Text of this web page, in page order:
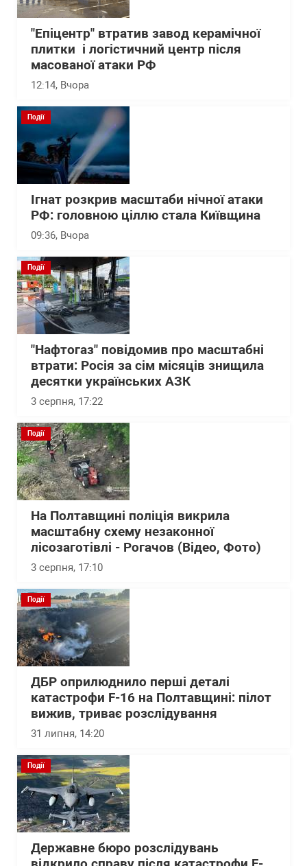
"Епіцентр" втратив завод керамічної
плитки і логістичний центр після
масованої атаки РФ
12:14, Вчора
Події
Ігнат розкрив масштаби нічної атаки
РФ: головною ціллю стала Київщина
09:36, Вчора
Події
"Нафтогаз" повідомив про масштабні
втрати: Росія за сім місяців знищила
десятки українських АЗК
3 серпня, 17:22
Події
На Полтавщині поліція викрила
масштабну схему незаконної
лісозаготівлі - Рогачов (Відео, Фото)
3 серпня, 17:10
Події
ДБР оприлюднило перші деталі
катастрофи F-16 на Полтавщині: пілот
вижив, триває розслідування
31 липня, 14:20
Події
Державне бюро розслідувань